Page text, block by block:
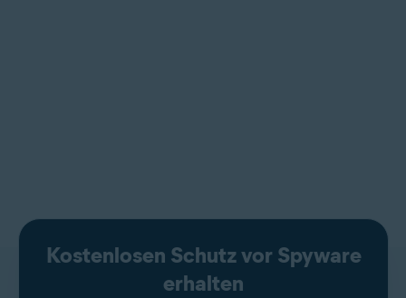
Kostenlosen Schutz vor Spyware
erhalten